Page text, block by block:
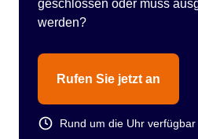
geschlossen oder muss
werden?
Rufen Sie jetzt an
Rund um die Uhr verfügbar